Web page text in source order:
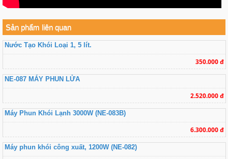
Sản phẩm liên quan
Nước Tạo Khói Loại 1, 5 lít.
350.000 đ
NE-087 MÁY PHUN LỬA
2.520.000 đ
Máy Phun Khói Lạnh 3000W (NE-083B)
6.300.000 đ
Máy phun khói công xuất, 1200W (NE-082)